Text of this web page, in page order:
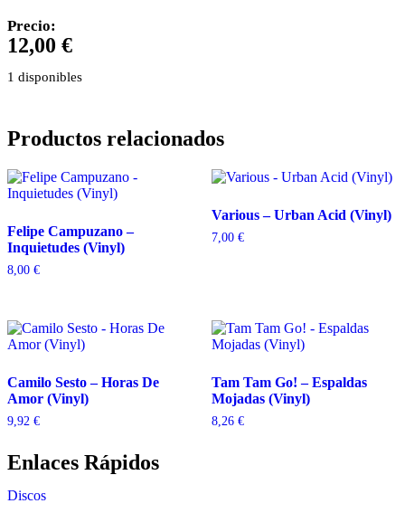
Precio:
12,00 €
1 disponibles
Productos relacionados
Felipe Campuzano –
Inquietudes (Vinyl)
8,00 €
Various – Urban Acid (Vinyl)
7,00 €
Camilo Sesto – Horas De
Amor (Vinyl)
9,92 €
Tam Tam Go! – Espaldas
Mojadas (Vinyl)
8,26 €
Enlaces Rápidos
Discos